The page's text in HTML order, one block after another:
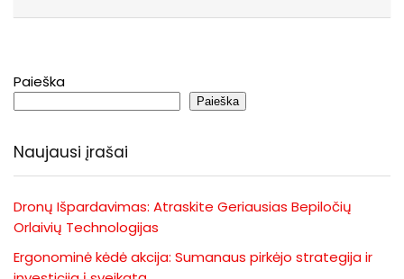
Paieška
Paieška
Naujausi įrašai
Dronų Išpardavimas: Atraskite Geriausias Bepiločių
Orlaivių Technologijas
Ergonominė kėdė akcija: Sumanaus pirkėjo strategija ir